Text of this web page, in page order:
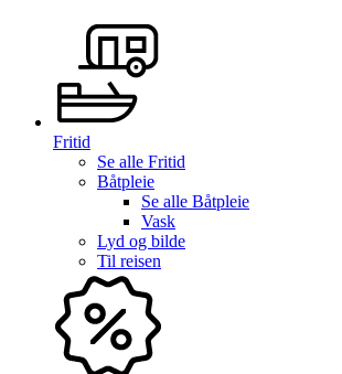
Fritid
Se alle Fritid
Båtpleie
Se alle Båtpleie
Vask
Lyd og bilde
Til reisen